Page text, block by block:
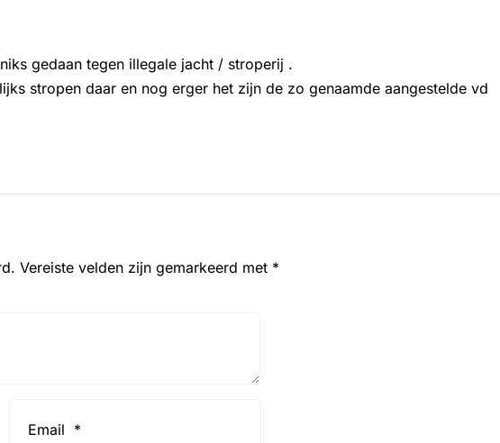
gedaan tegen illegale jacht / stroperij .
stropen daar en nog erger het zijn de zo genaamde aangestelde vd
Vereiste velden zijn gemarkeerd met *